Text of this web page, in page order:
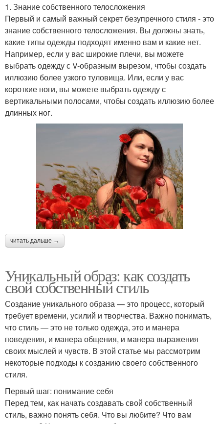
1. Знание собственного телосложения
Первый и самый важный секрет безупречного стиля - это
знание собственного телосложения. Вы должны знать,
какие типы одежды подходят именно вам и какие нет.
Например, если у вас широкие плечи, вы можете
выбрать одежду с V-образным вырезом, чтобы создать
иллюзию более узкого туловища. Или, если у вас
короткие ноги, вы можете выбрать одежду с
вертикальными полосами, чтобы создать иллюзию более
длинных ног.
читать дальше →
Уникальный образ: как создать
свой собственный стиль
Создание уникального образа — это процесс, который
требует времени, усилий и творчества. Важно понимать,
что стиль — это не только одежда, это и манера
поведения, и манера общения, и манера выражения
своих мыслей и чувств. В этой статье мы рассмотрим
некоторые подходы к созданию своего собственного
стиля.
Первый шаг: понимание себя
Перед тем, как начать создавать свой собственный
стиль, важно понять себя. Что вы любите? Что вам